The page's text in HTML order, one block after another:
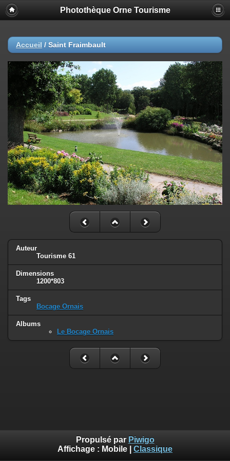
Photothèque Orne Tourisme
Accueil / Saint Fraimbault
Auteur
Tourisme 61
Dimensions
1200*803
Tags
Bocage Ornais
Albums
Le Bocage Ornais
Propulsé par Piwigo
Affichage : Mobile Classique